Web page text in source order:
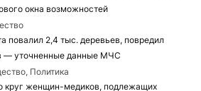
окна возможностей
повалил 2,4 тыс. деревьев, повредил
— уточненные данные МЧС
Политика
круг женщин-медиков, подлежащих